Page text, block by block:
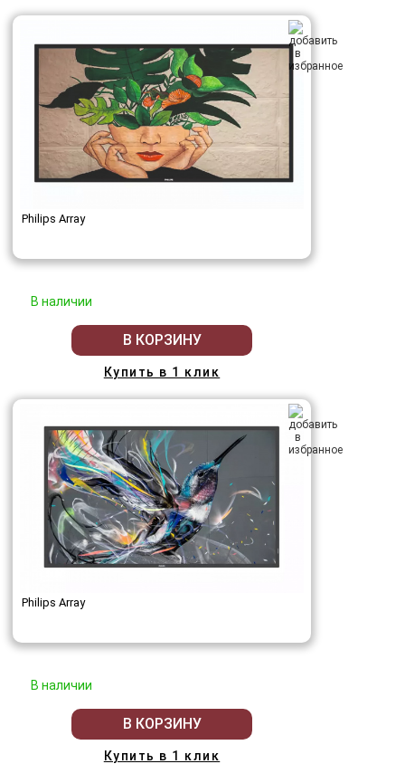
Philips Array
В наличии
В КОРЗИНУ
Купить в 1 клик
Philips Array
В наличии
В КОРЗИНУ
Купить в 1 клик